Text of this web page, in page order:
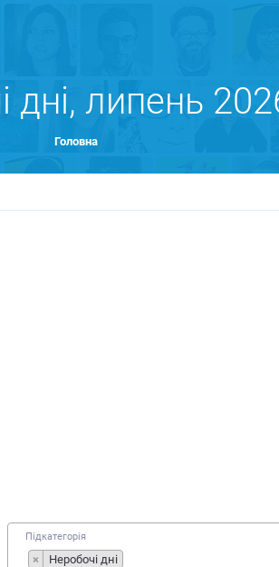
дні, липень
Головна
Підкатегорія
× Неробочі дні